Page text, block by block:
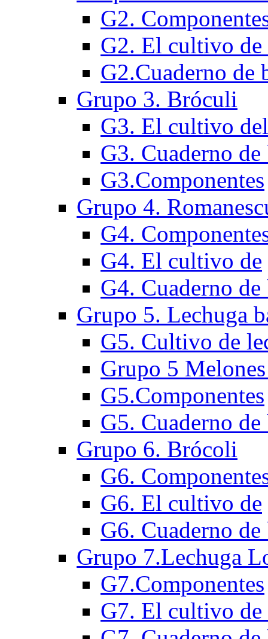
G2.
G2. El cultivo de
G2.Cuaderno de
Grupo 3. Bróculi
G3. El cultivo
G3. Cuaderno
G3.Componentes
Grupo 4.
G4.
G4. El cultivo de
G4. Cuaderno
Grupo 5. Lechuga
G5. Cultivo de
Grupo 5
G5.Componentes
G5. Cuaderno
Grupo 6. Brócoli
G6.
G6. El cultivo de
G6. Cuaderno
Grupo 7.Lechuga
G7.Componentes
G7. El cultivo